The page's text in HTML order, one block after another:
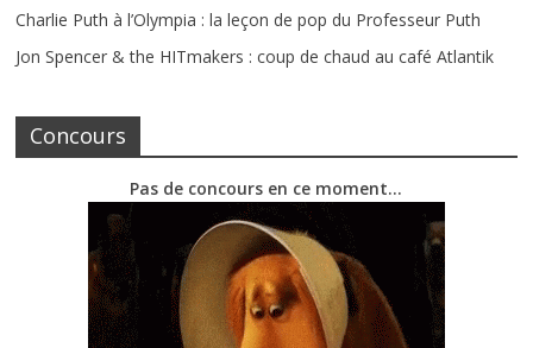
Charlie Puth à l’Olympia : la leçon de pop du Professeur Puth
Jon Spencer & the HITmakers : coup de chaud au café Atlantik
Concours
Pas de concours en ce moment…